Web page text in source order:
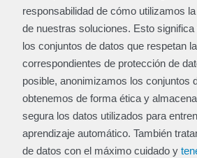
responsabilidad de cómo utilizamos
de nuestras soluciones. Esto
los conjuntos de datos que respetan
correspondientes de protección de
posible, anonimizamos los conjuntos
obtenemos de forma ética y
segura los datos utilizados para
aprendizaje automático. También
de datos con el máximo cuidado y